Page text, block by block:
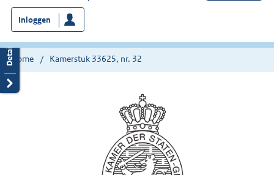
bent
nu
hier:
Inloggen
Home Kamerstuk 33625, nr. 32